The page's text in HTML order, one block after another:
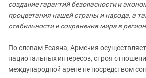
создание гарантий безопасности и
процветания нашей страны и народа, а
стабильности и сохранения мира в
По словам Есаяна, Армения
национальных интересов, строя
международной арене не посредством